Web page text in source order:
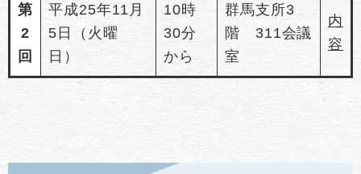
第
2
回
平成25年11月
5日（火曜
日）
10時
30分
から
群馬支所3
階 311会議
室
内
容